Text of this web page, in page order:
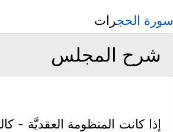
سورة الحجرات
شرح المجلس
إذا كانت المنظومة العقديَّة -